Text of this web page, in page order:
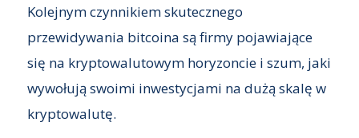
Kolejnym czynnikiem skutecznego
przewidywania bitcoina są firmy pojawiające
się na kryptowalutowym horyzoncie i szum, jaki
wywołują swoimi inwestycjami na dużą skalę w
kryptowalutę.